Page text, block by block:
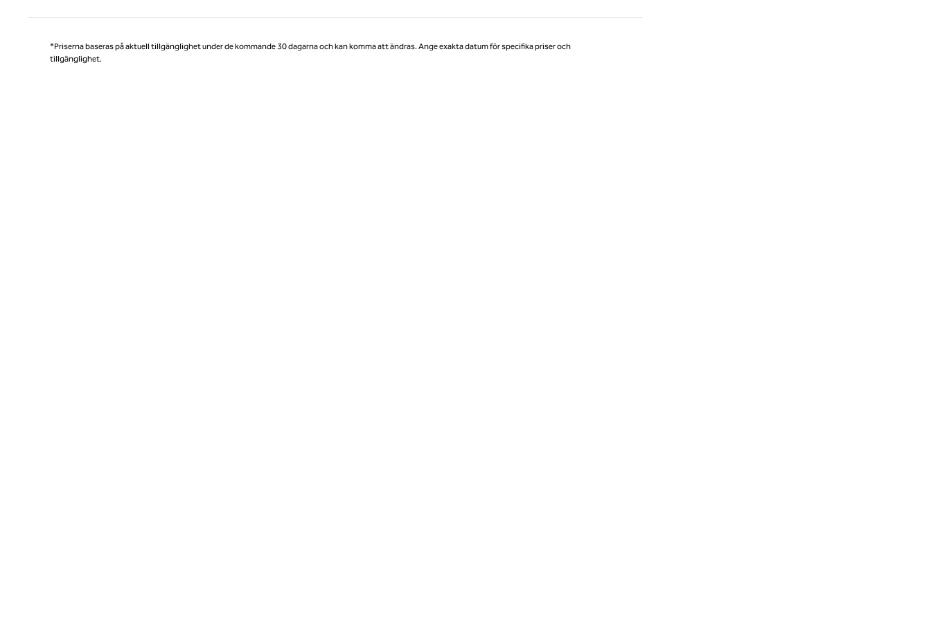
*Priserna baseras på aktuell tillgänglighet under de kommande 30 dagarna och kan komma att ändras. Ange exakta datum för specifika priser och
tillgänglighet.